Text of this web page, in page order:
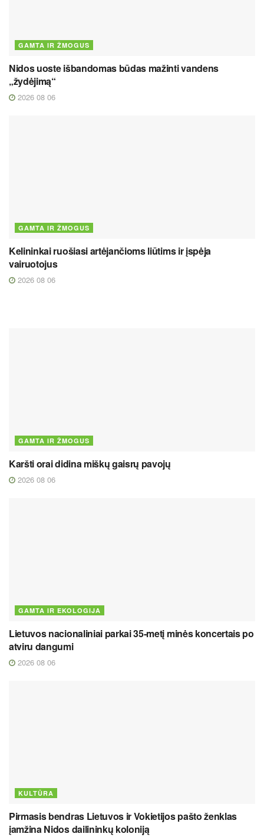
GAMTA IR ŽMOGUS
Nidos uoste išbandomas būdas mažinti vandens
„žydėjimą“
2026 08 06
GAMTA IR ŽMOGUS
Kelininkai ruošiasi artėjančioms liūtims ir įspėja
vairuotojus
2026 08 06
GAMTA IR ŽMOGUS
Karšti orai didina miškų gaisrų pavojų
2026 08 06
GAMTA IR EKOLOGIJA
Lietuvos nacionaliniai parkai 35-metį minės koncertais po
atviru dangumi
2026 08 06
KULTŪRA
Pirmasis bendras Lietuvos ir Vokietijos pašto ženklas
įamžina Nidos dailininkų koloniją